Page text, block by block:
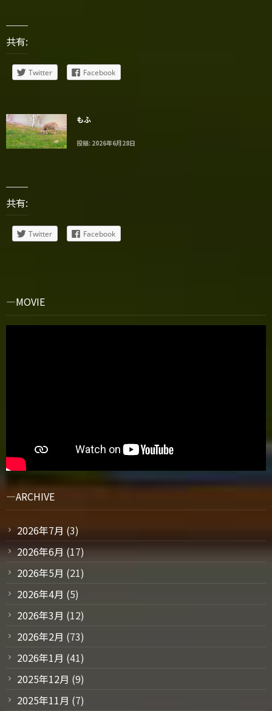
共有:
Twitter Facebook
もふ
投稿: 2026年6月28日
共有:
Twitter Facebook
MOVIE
ARCHIVE
2026年7月 (3)
2026年6月 (17)
2026年5月 (21)
2026年4月 (5)
2026年3月 (12)
2026年2月 (73)
2026年1月 (41)
2025年12月 (9)
2025年11月 (7)